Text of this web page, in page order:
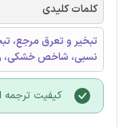
کلمات کلیدی
نسبی، شاخص خشکی،
کیفیت